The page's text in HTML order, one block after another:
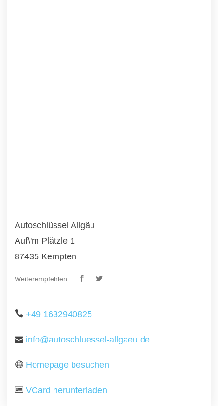
Autoschlüssel Allgäu
Auf\'m Plätzle 1
87435 Kempten
Weiterempfehlen:
+49 1632940825
info@autoschluessel-allgaeu.de
Homepage besuchen
VCard herunterladen